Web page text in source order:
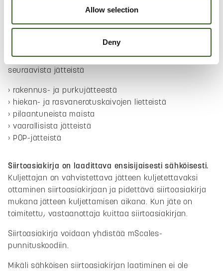
Allow selection
Deny
JÄTTEEN SIIRTOASIAKIRJA
Jätelain 646/2011 mukaan siirtoasiakirja tulee olla
seuraavista jätteistä
rakennus- ja purkujätteestä
hiekan- ja rasvanerotuskaivojen lietteistä
pilaantuneista maista
vaarallisista jätteistä
POP-jätteistä
Siirtoasiakirja on laadittava ensisijaisesti sähköisesti.
Kuljettajan on vahvistettava jätteen kuljetettavaksi
ottaminen siirtoasiakirjaan ja pidettävä siirtoasiakirja
mukana jätteen kuljettamisen aikana. Kun jäte on
toimitettu, vastaanottaja kuittaa siirtoasiakirjan.
Siirtoasiakirja voidaan yhdistää mScales-
punnituskoodiin.
Mikäli sähköisen siirtoasiakirjan laatiminen ei ole